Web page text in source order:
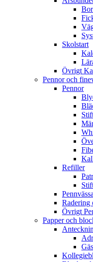
Skolstart
Övrigt
Pennor och
Pennor
Refiller
Radering
Övrigt
Papper och